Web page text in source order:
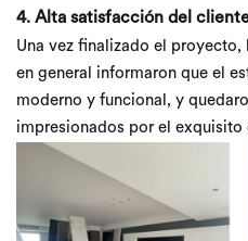
4. Alta satisfacción del
Una vez finalizado el
en general informaron que el
moderno y funcional, y
impresionados por el